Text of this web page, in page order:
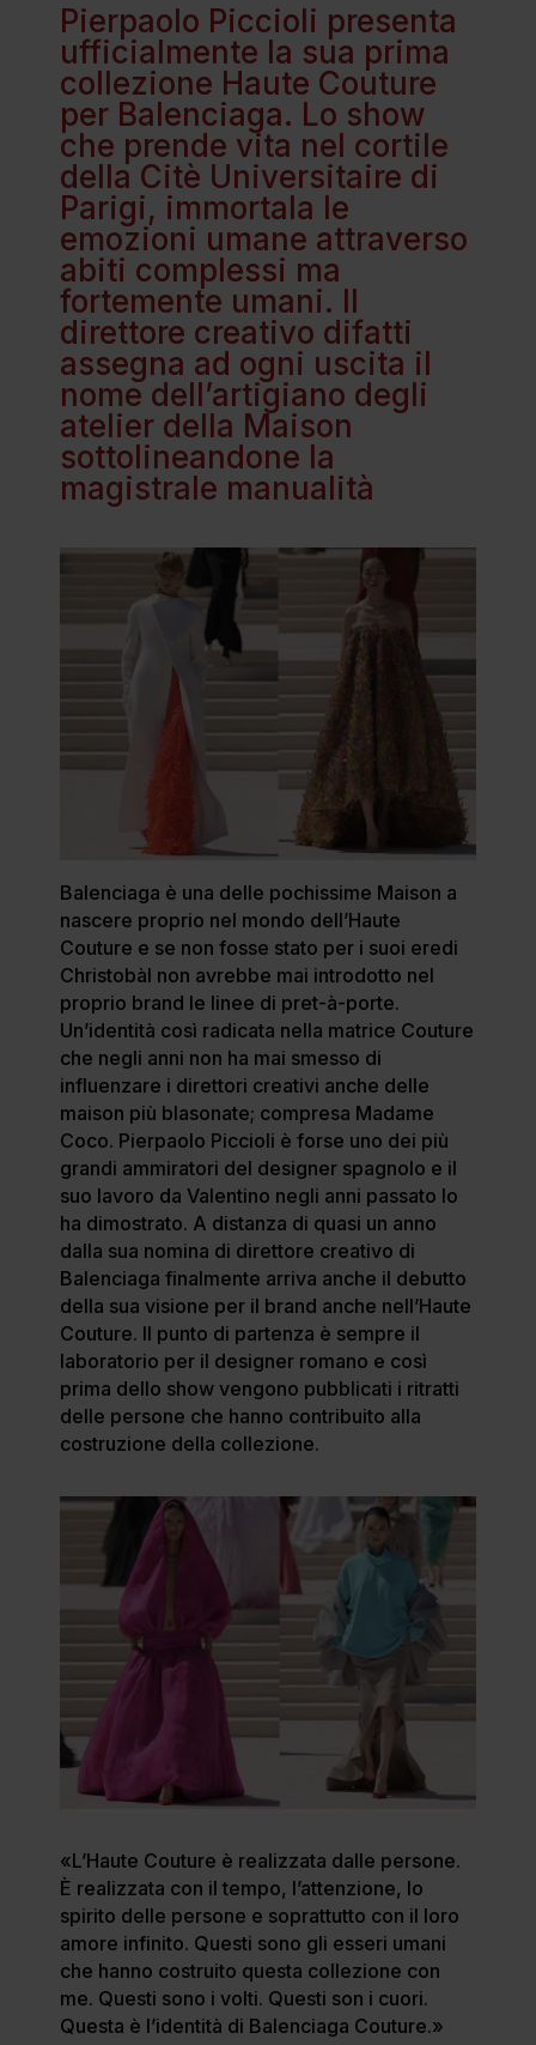
Pierpaolo Piccioli presenta
ufficialmente la sua prima
collezione Haute Couture
per Balenciaga. Lo show
che prende vita nel cortile
della Citè Universitaire di
Parigi, immortala le
emozioni umane attraverso
abiti complessi ma
fortemente umani. Il
direttore creativo difatti
assegna ad ogni uscita il
nome dell’artigiano degli
atelier della Maison
sottolineandone la
magistrale manualità
Balenciaga è una delle pochissime Maison a
nascere proprio nel mondo dell’Haute
Couture e se non fosse stato per i suoi eredi
Christobàl non avrebbe mai introdotto nel
proprio brand le linee di pret-à-porte.
Un’identità così radicata nella matrice Couture
che negli anni non ha mai smesso di
influenzare i direttori creativi anche delle
maison più blasonate; compresa Madame
Coco. Pierpaolo Piccioli è forse uno dei più
grandi ammiratori del designer spagnolo e il
suo lavoro da Valentino negli anni passato lo
ha dimostrato. A distanza di quasi un anno
dalla sua nomina di direttore creativo di
Balenciaga finalmente arriva anche il debutto
della sua visione per il brand anche nell’Haute
Couture. Il punto di partenza è sempre il
laboratorio per il designer romano e così
prima dello show vengono pubblicati i ritratti
delle persone che hanno contribuito alla
costruzione della collezione.
«L’Haute Couture è realizzata dalle persone.
È realizzata con il tempo, l’attenzione, lo
spirito delle persone e soprattutto con il loro
amore infinito. Questi sono gli esseri umani
che hanno costruito questa collezione con
me. Questi sono i volti. Questi son i cuori.
Questa è l’identità di Balenciaga Couture.»